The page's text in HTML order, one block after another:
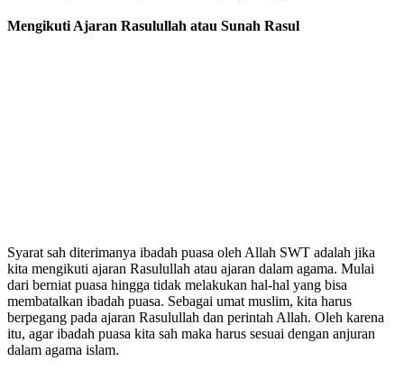
Mengikuti Ajaran Rasulullah atau Sunah Rasul
Syarat sah diterimanya ibadah puasa oleh Allah SWT adalah jika
kita mengikuti ajaran Rasulullah atau ajaran dalam agama. Mulai
dari berniat puasa hingga tidak melakukan hal-hal yang bisa
membatalkan ibadah puasa. Sebagai umat muslim, kita harus
berpegang pada ajaran Rasulullah dan perintah Allah. Oleh karena
itu, agar ibadah puasa kita sah maka harus sesuai dengan anjuran
dalam agama islam.